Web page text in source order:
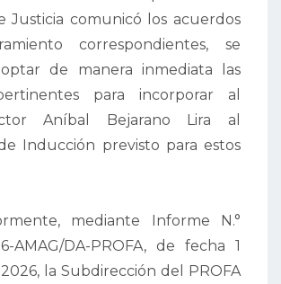
Justicia comunicó los acuerdos
correspondientes, se
de manera inmediata las
para incorporar al
Aníbal Bejarano Lira al
Inducción previsto para estos
mediante Informe N.°
AMAG/DA-PROFA, de fecha 1
la Subdirección del PROFA